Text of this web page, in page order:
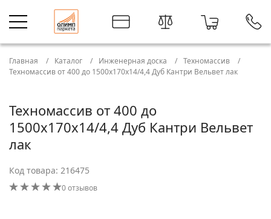
Главная Каталог Инженерная доска
Техномассив
Техномассив от 400 до 1500х170х14/4,4 Дуб Кантри Вельвет лак
Техномассив от 400 до
1500х170х14/4,4 Дуб Кантри Вельвет
лак
Код товара: 216475
0 отзывов